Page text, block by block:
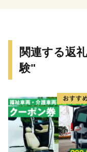
で、皆さまにご満足
頂けましたら幸い
関連する返
験"